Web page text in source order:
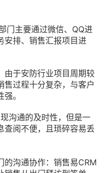
门主要通过微信、QQ进
安排、销售汇报项目进
由于安防行业项目周期较
售过程十分复杂，与客户
。
沟通的及时性，但是一
查阅不便，且琐碎容易丢
的沟通协作：销售易CRM